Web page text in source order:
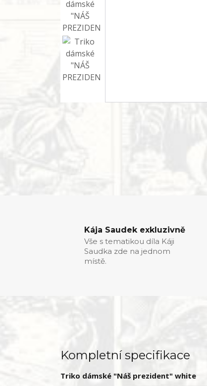
Kája Saudek exkluzivně
Vše s tematikou díla Káji
Saudka zde na jednom
místě.
Kompletní specifikace
Triko dámské "Náš prezident" white